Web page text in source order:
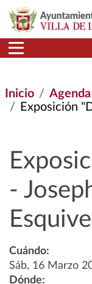
Pasar al contenido
Inicio
Agenda
Exposición
-
Esquivel
Cuándo:
Sáb, 16 Marzo
Dónde: